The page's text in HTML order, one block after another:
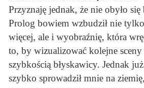
Przyznaję jednak, że nie obyło
Prolog bowiem wzbudził nie
więcej, ale i wyobraźnię, która
to, by wizualizować kolejne
szybkością błyskawicy. Jednak
szybko sprowadził mnie na